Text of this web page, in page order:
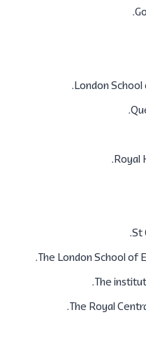
​​London School
​​Royal
​​St
​​The London School of
The
​​The Royal